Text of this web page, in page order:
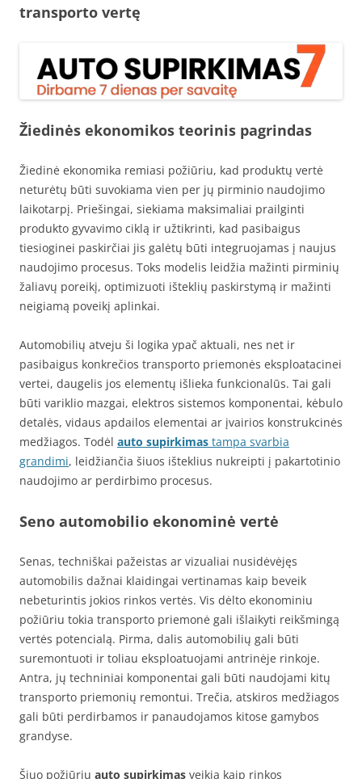
transporto vertę
Žiedinės ekonomikos teorinis pagrindas
Žiedinė ekonomika remiasi požiūriu, kad produktų vertė
neturėtų būti suvokiama vien per jų pirminio naudojimo
laikotarpį. Priešingai, siekiama maksimaliai prailginti
produkto gyvavimo ciklą ir užtikrinti, kad pasibaigus
tiesioginei paskirčiai jis galėtų būti integruojamas į naujus
naudojimo procesus. Toks modelis leidžia mažinti pirminių
žaliavų poreikį, optimizuoti išteklių paskirstymą ir mažinti
neigiamą poveikį aplinkai.
Automobilių atveju ši logika ypač aktuali, nes net ir
pasibaigus konkrečios transporto priemonės eksploatacinei
vertei, daugelis jos elementų išlieka funkcionalūs. Tai gali
būti variklio mazgai, elektros sistemos komponentai, kėbulo
detalės, vidaus apdailos elementai ar įvairios konstrukcinės
medžiagos. Todėl auto supirkimas tampa svarbia
grandimi, leidžiančia šiuos išteklius nukreipti į pakartotinio
naudojimo ar perdirbimo procesus.
Seno automobilio ekonominė vertė
Senas, techniškai pažeistas ar vizualiai nusidėvėjęs
automobilis dažnai klaidingai vertinamas kaip beveik
nebeturintis jokios rinkos vertės. Vis dėlto ekonominiu
požiūriu tokia transporto priemonė gali išlaikyti reikšmingą
vertės potencialą. Pirma, dalis automobilių gali būti
suremontuoti ir toliau eksploatuojami antrinėje rinkoje.
Antra, jų techniniai komponentai gali būti naudojami kitų
transporto priemonių remontui. Trečia, atskiros medžiagos
gali būti perdirbamos ir panaudojamos kitose gamybos
grandyse.
Šiuo požiūriu auto supirkimas veikia kaip rinkos